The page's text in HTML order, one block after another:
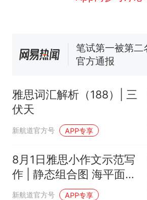
试前13名均遭
热 那个在床头
因老师一句“跟我
雅思词汇解析（188）| 三
伏天
新航道官方号 APP专享
8月1日雅思小作文示范写
作 | 静态组合图 海平面升
高影响对比
新航道官方号 APP专享